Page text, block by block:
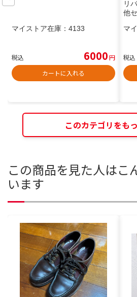
マイストア在庫： 4133
税込 6000円
カートに入れる
リ
他
マ
税込
このカテゴリをも
この商品を見た人はこ
います